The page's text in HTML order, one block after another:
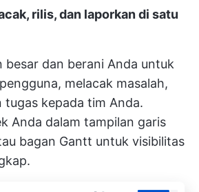
rilis, dan laporkan di satu
besar dan berani Anda untuk
melacak masalah,
tugas kepada tim Anda.
Anda dalam tampilan garis
bagan Gantt untuk visibilitas